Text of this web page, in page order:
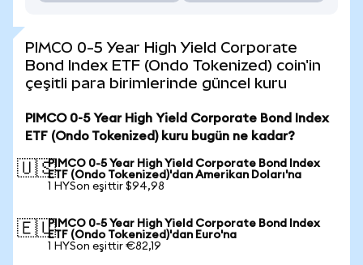
PIMCO 0-5 Year High Yield Corporate
Bond Index ETF (Ondo Tokenized) coin'in
çeşitli para birimlerinde güncel kuru
PIMCO 0-5 Year High Yield Corporate Bond Index
ETF (Ondo Tokenized) kuru bugün ne kadar?
🇺🇸PIMCO 0-5 Year High Yield Corporate Bond Index
ETF (Ondo Tokenized)'dan Amerikan Doları'na
1 HYSon eşittir $94,98
🇪🇺PIMCO 0-5 Year High Yield Corporate Bond Index
ETF (Ondo Tokenized)'dan Euro'na
1 HYSon eşittir €82,19